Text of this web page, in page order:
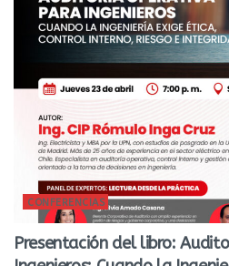
CONFERENCIAS
Presentación del libro: